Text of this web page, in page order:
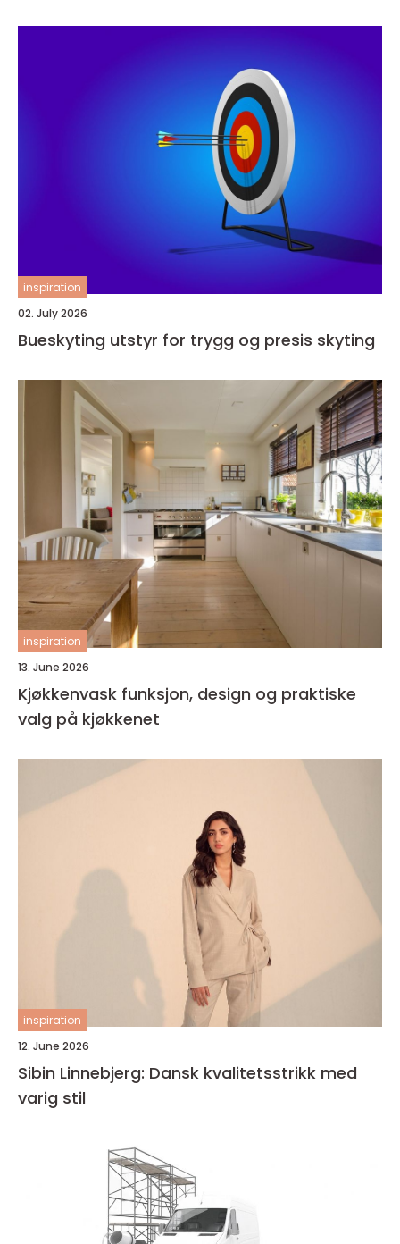
inspiration
02. July 2026
Bueskyting utstyr for trygg og presis skyting
inspiration
13. June 2026
Kjøkkenvask funksjon, design og praktiske
valg på kjøkkenet
inspiration
12. June 2026
Sibin Linnebjerg: Dansk kvalitetsstrikk med
varig stil